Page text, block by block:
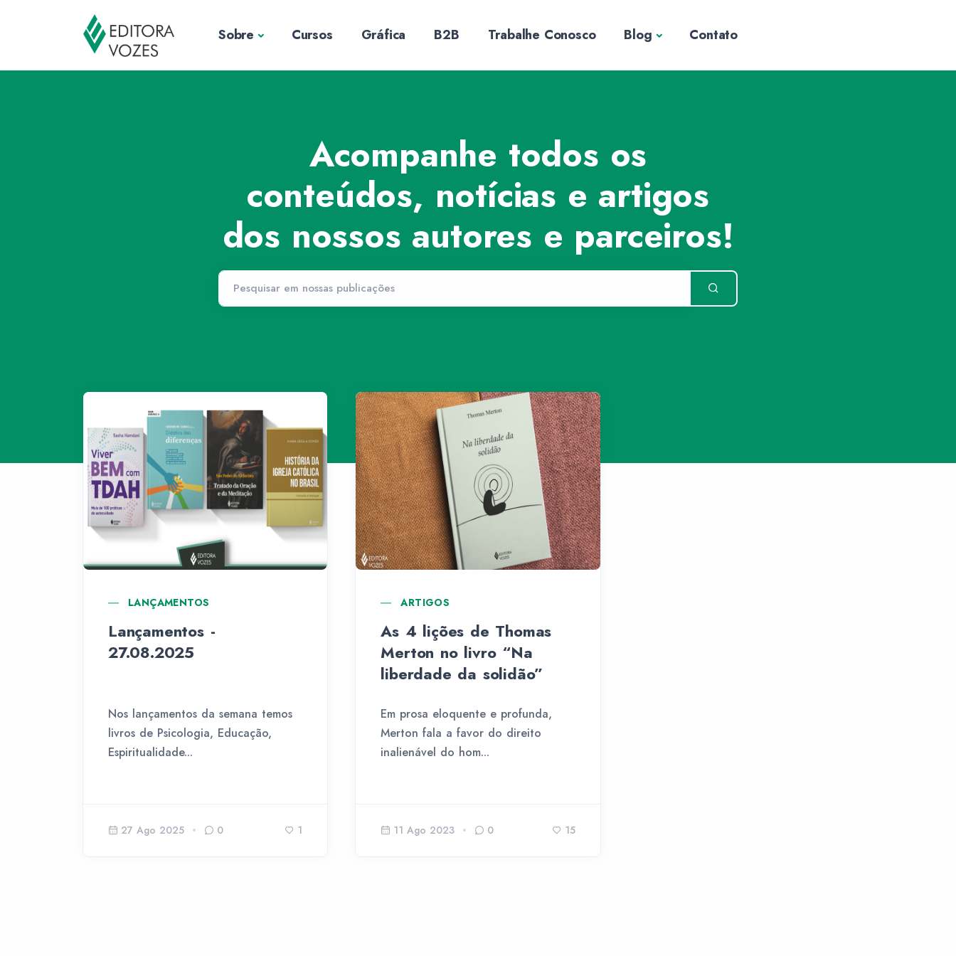
Sobre Cursos Gráfica B2B Trabalhe Conosco Blog Contato
Acompanhe todos os
conteúdos, notícias e artigos
dos nossos autores e parceiros!
LANÇAMENTOS
Lançamentos -
27.08.2025
Nos lançamentos da semana temos
livros de Psicologia, Educação,
Espiritualidade...
27 Ago 2025 0 1
ARTIGOS
As 4 lições de Thomas
Merton no livro “Na
liberdade da solidão”
Em prosa eloquente e profunda,
Merton fala a favor do direito
inalienável do hom...
11 Ago 2023 0 15